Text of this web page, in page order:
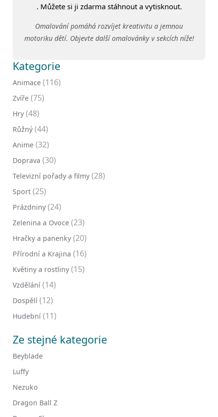
. Můžete si ji zdarma stáhnout a vytisknout.
Omalování pomáhá rozvíjet kreativitu a jemnou
motoriku dětí. Objevte další omalovánky v sekcích níže!
Kategorie
Animace (116)
Zvíře (75)
Hry (48)
Růžný (44)
Anime (32)
Doprava (30)
Televizní pořady a filmy (28)
Sport (25)
Prázdniny (24)
Zelenina a Ovoce (23)
Hračky a panenky (20)
Přírodní a Krajina (16)
Květiny a rostliny (15)
Vzdělání (14)
Dospělí (12)
Hudební (11)
Ze stejné kategorie
Beyblade
Luffy
Nezuko
Dragon Ball Z